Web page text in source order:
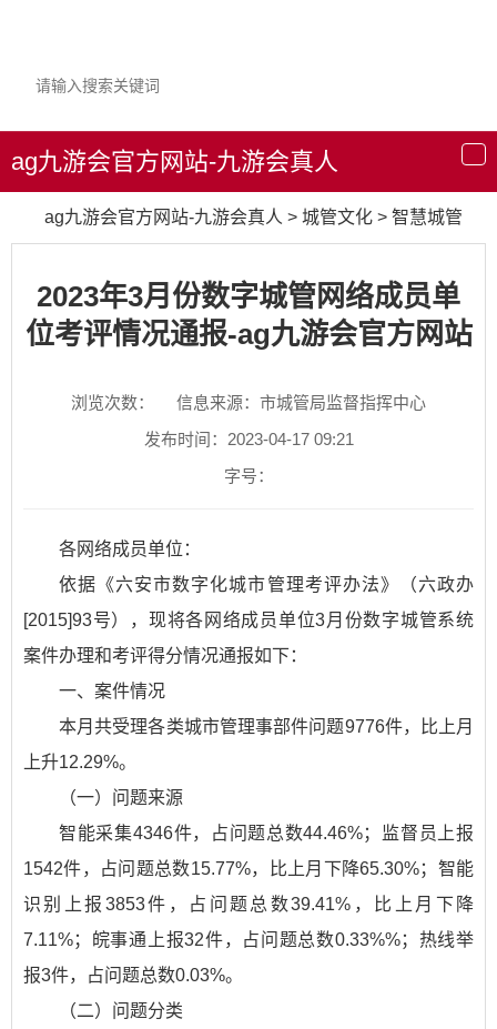
导
航
ag九游会官方网站-九游会真人
ag九游会官方网站-九游会真人 > 城管文化 > 智慧城管
2023年3月份数字城管网络成员单
位考评情况通报-ag九游会官方网站
浏览次数：
信息来源：市城管局监督指挥中心
发布时间：2023-04-17 09:21
字号：
各网络成员单位：
依据 《六安市数字化城市管理考评办法》
（六政办
[2015]93号），现将各网络成员单位3月份数字城管系统
案件办理和考评得分情况通报如下：
一、案件情况
本月共受理各类城市管理事部件问题9776件，比上月
上升12.29%。
（一）问题来源
智能采集4346件，占问题总数44.46%；监督员上报
1542件，占问题总数15.77%，比上月下降65.30%；智能
识别上报3853件，占问题总数39.41%，比上月下降
7.11%；皖事通上报32件，占问题总数0.33%%；热线举
报3件，占问题总数0.03%。
（二）问题分类